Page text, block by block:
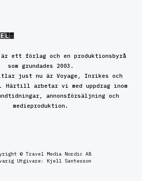
är ett förlag och en produktionsbyrå
som grundades 2003.
just nu är Voyage, Inrikes och
Härtill arbetar vi med uppdrag inom
annonsförsäljning och
medieproduktion.
© Travel Media Nordic AB
Utgivare: Kjell Santesson